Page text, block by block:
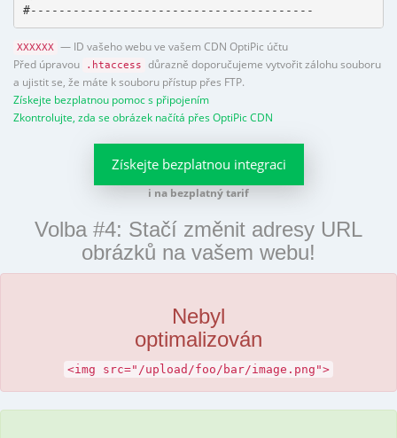
#----------------------------------------
XXXXXX
— ID vašeho webu ve vašem CDN OptiPic účtu
Před úpravou
.htaccess
důrazně doporučujeme vytvořit zálohu souboru
a ujistit se, že máte k souboru přístup přes FTP.
Získejte bezplatnou pomoc s připojením
Zkontrolujte, zda se obrázek načítá přes OptiPic CDN
Získejte bezplatnou integraci
i na bezplatný tarif
Volba #4: Stačí změnit adresy URL
obrázků na vašem webu!
Nebyl
optimalizován
<img src="/upload/foo/bar/image.png">